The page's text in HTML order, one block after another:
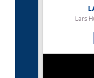
Lars